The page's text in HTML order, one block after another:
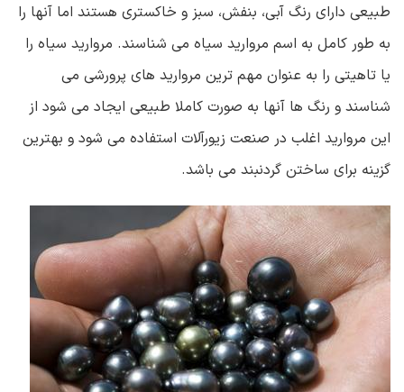
طبیعی دارای رنگ آبی، بنفش، سبز و خاکستری هستند اما آنها را
به طور کامل به اسم مروارید سیاه می شناسند. مروارید سیاه را
یا تاهیتی را به عنوان مهم ترین مروارید های پرورشی می
شناسند و رنگ ها آنها به صورت کاملا طبیعی ایجاد می شود از
این مروارید اغلب در صنعت زیورآلات استفاده می شود و بهترین
گزینه برای ساختن گردنبند می باشد.